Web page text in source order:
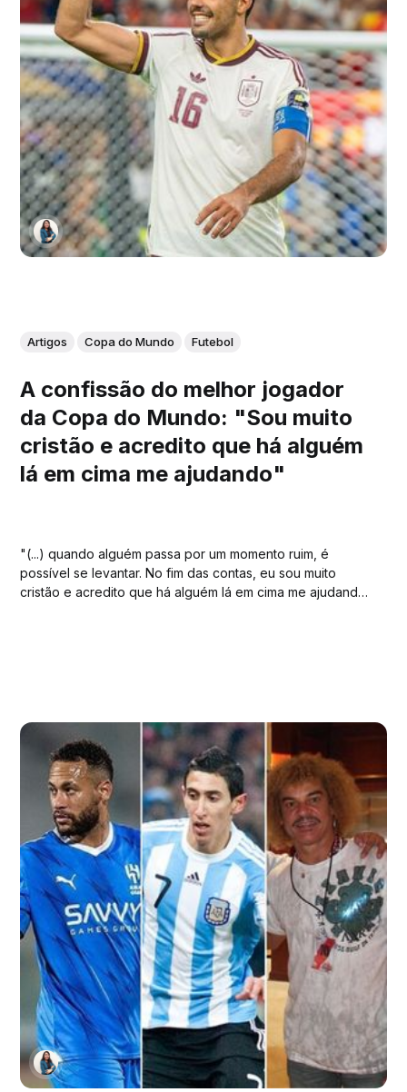
Artigos Copa do Mundo Futebol
A confissão do melhor jogador
da Copa do Mundo: "Sou muito
cristão e acredito que há alguém
lá em cima me ajudando"
"(...) quando alguém passa por um momento ruim, é
possível se levantar. No fim das contas, eu sou muito
cristão e acredito que há alguém lá em cima me ajudando,